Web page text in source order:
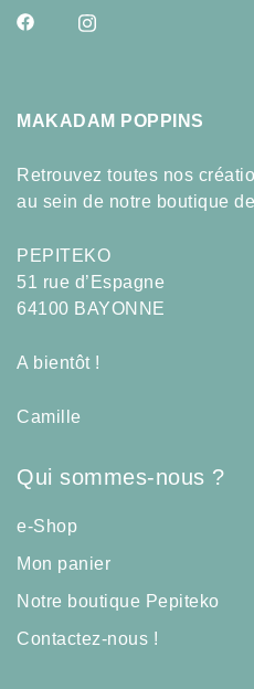
MAKADAM POPPINS
Retrouvez toutes nos
au sein de notre boutique
PEPITEKO
51 rue d’Espagne
64100 BAYONNE
A bientôt !
Camille
Qui sommes-nous ?
e-Shop
Mon panier
Notre boutique Pepiteko
Contactez-nous !